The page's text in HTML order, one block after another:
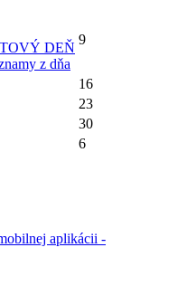
DEŇ
z dňa
9
16
23
30
6
aplikácii -